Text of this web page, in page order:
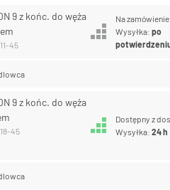
9 z końc. do węża
45
Na zamówienie
Wysyłka:po
9 z końc. do węża
45
Dostępny z
Wysyłka:24 h